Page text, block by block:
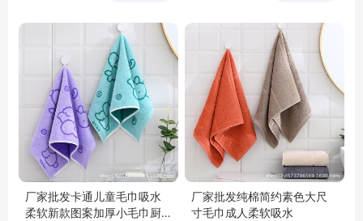
厂家批发卡通儿童毛巾吸水
柔软新款图案加厚小毛巾厨
厂家批发纯棉简约素色大尺
寸毛巾成人柔软吸水